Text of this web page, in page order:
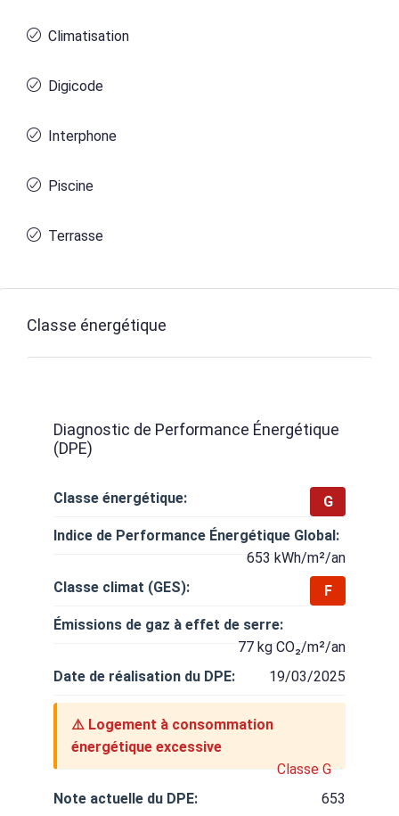
Climatisation
Digicode
Interphone
Piscine
Terrasse
Classe énergétique
Diagnostic de Performance Énergétique
(DPE)
Classe énergétique:
G
Indice de Performance Énergétique Global:
653 kWh/m²/an
Classe climat (GES):
F
Émissions de gaz à effet de serre:
77 kg CO₂/m²/an
Date de réalisation du DPE:
19/03/2025
⚠️ Logement à consommation
énergétique excessive
Classe G
Note actuelle du DPE:
653